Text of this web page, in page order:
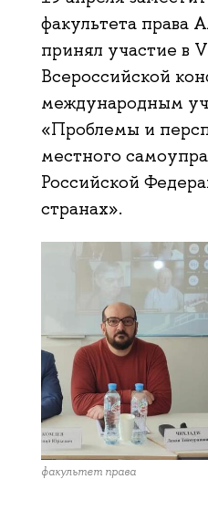
факультета права
принял участие в
Всероссийской
международным
«Проблемы и
местного
Российской
странах».
факультет права